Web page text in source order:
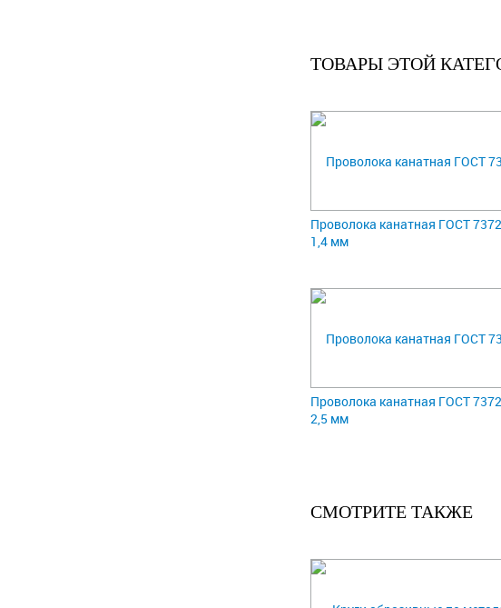
ТОВАРЫ ЭТОЙ
Проволока канатная ГОСТ
1,4 мм
Проволока канатная ГОСТ
2,5 мм
СМОТРИТЕ ТАКЖЕ